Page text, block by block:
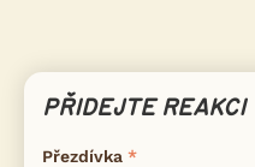
PŘIDEJTE REAKCI
Přezdívka